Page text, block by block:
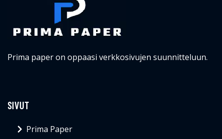
Prima paper on oppaasi verkkosivujen suunnitteluun.
SIVUT
Prima Paper